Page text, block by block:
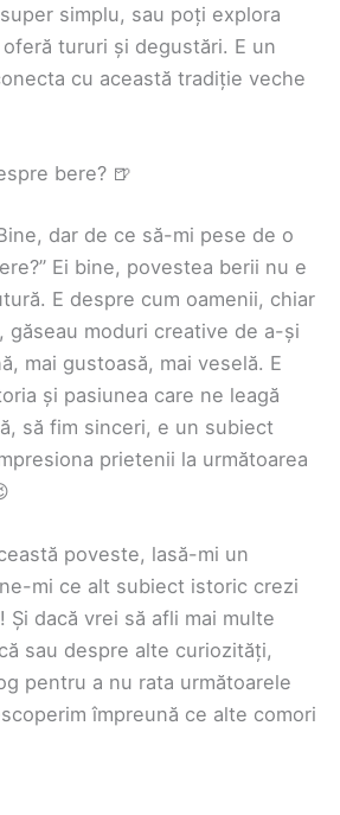
simplu, sau poți explora
tururi și degustări. E un
cu această tradiție veche
bere? 🍺
dar de ce să-mi pese de o
Ei bine, povestea berii nu e
E despre cum oamenii, chiar
găseau moduri creative de a-și
mai gustoasă, mai veselă. E
și pasiunea care ne leagă
să fim sinceri, e un subiect
prietenii la următoarea
poveste, lasă-mi un
mi ce alt subiect istoric crezi
Și dacă vrei să afli mai multe
sau despre alte curiozități,
pentru a nu rata următoarele
împreună ce alte comori